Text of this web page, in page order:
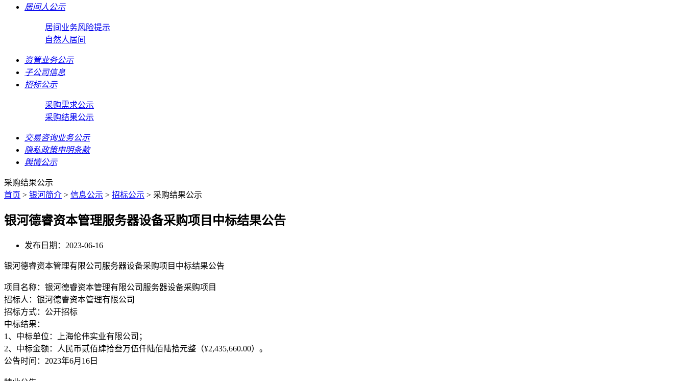
居间人公示
居间业务风险提示
自然人居间
资管业务公示
子公司信息
招标公示
采购需求公示
采购结果公示
交易咨询业务公示
隐私政策申明条款
舆情公示
采购结果公示
首页 > 银河简介 > 信息公示 > 招标公示 > 采购结果公示
银河德睿资本管理服务器设备采购项目中标结果公告
发布日期：2023-06-16
银河德睿资本管理有限公司服务器设备采购项目中标结果公告
项目名称：银河德睿资本管理有限公司服务器设备采购项目
招标人：银河德睿资本管理有限公司
招标方式：公开招标
中标结果：
1、中标单位：上海伦伟实业有限公司；
2、中标金额：人民币贰佰肆拾叁万伍仟陆佰陆拾元整（¥2,435,660.00）。
公告时间：2023年6月16日